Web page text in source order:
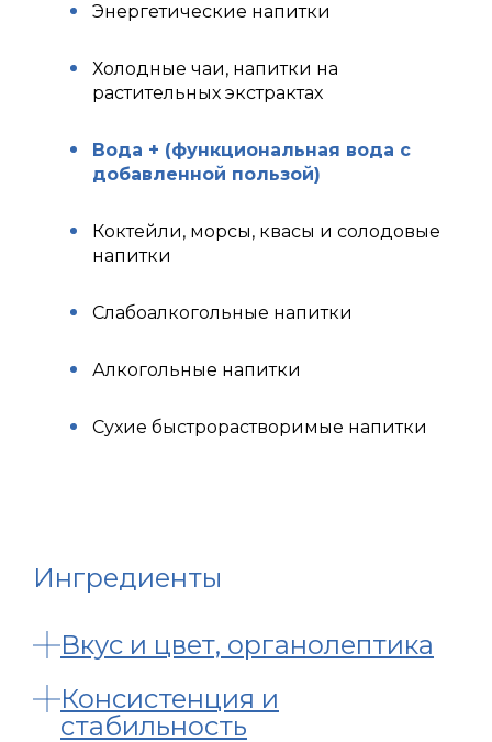
Энергетические напитки
Холодные чаи, напитки на
растительных экстрактах
Вода + (функциональная вода с
добавленной пользой)
Коктейли, морсы, квасы и солодовые
напитки
Слабоалкогольные напитки
Алкогольные напитки
Сухие быстрорастворимые напитки
Ингредиенты
Вкус и цвет, органолептика
Консистенция и
стабильность